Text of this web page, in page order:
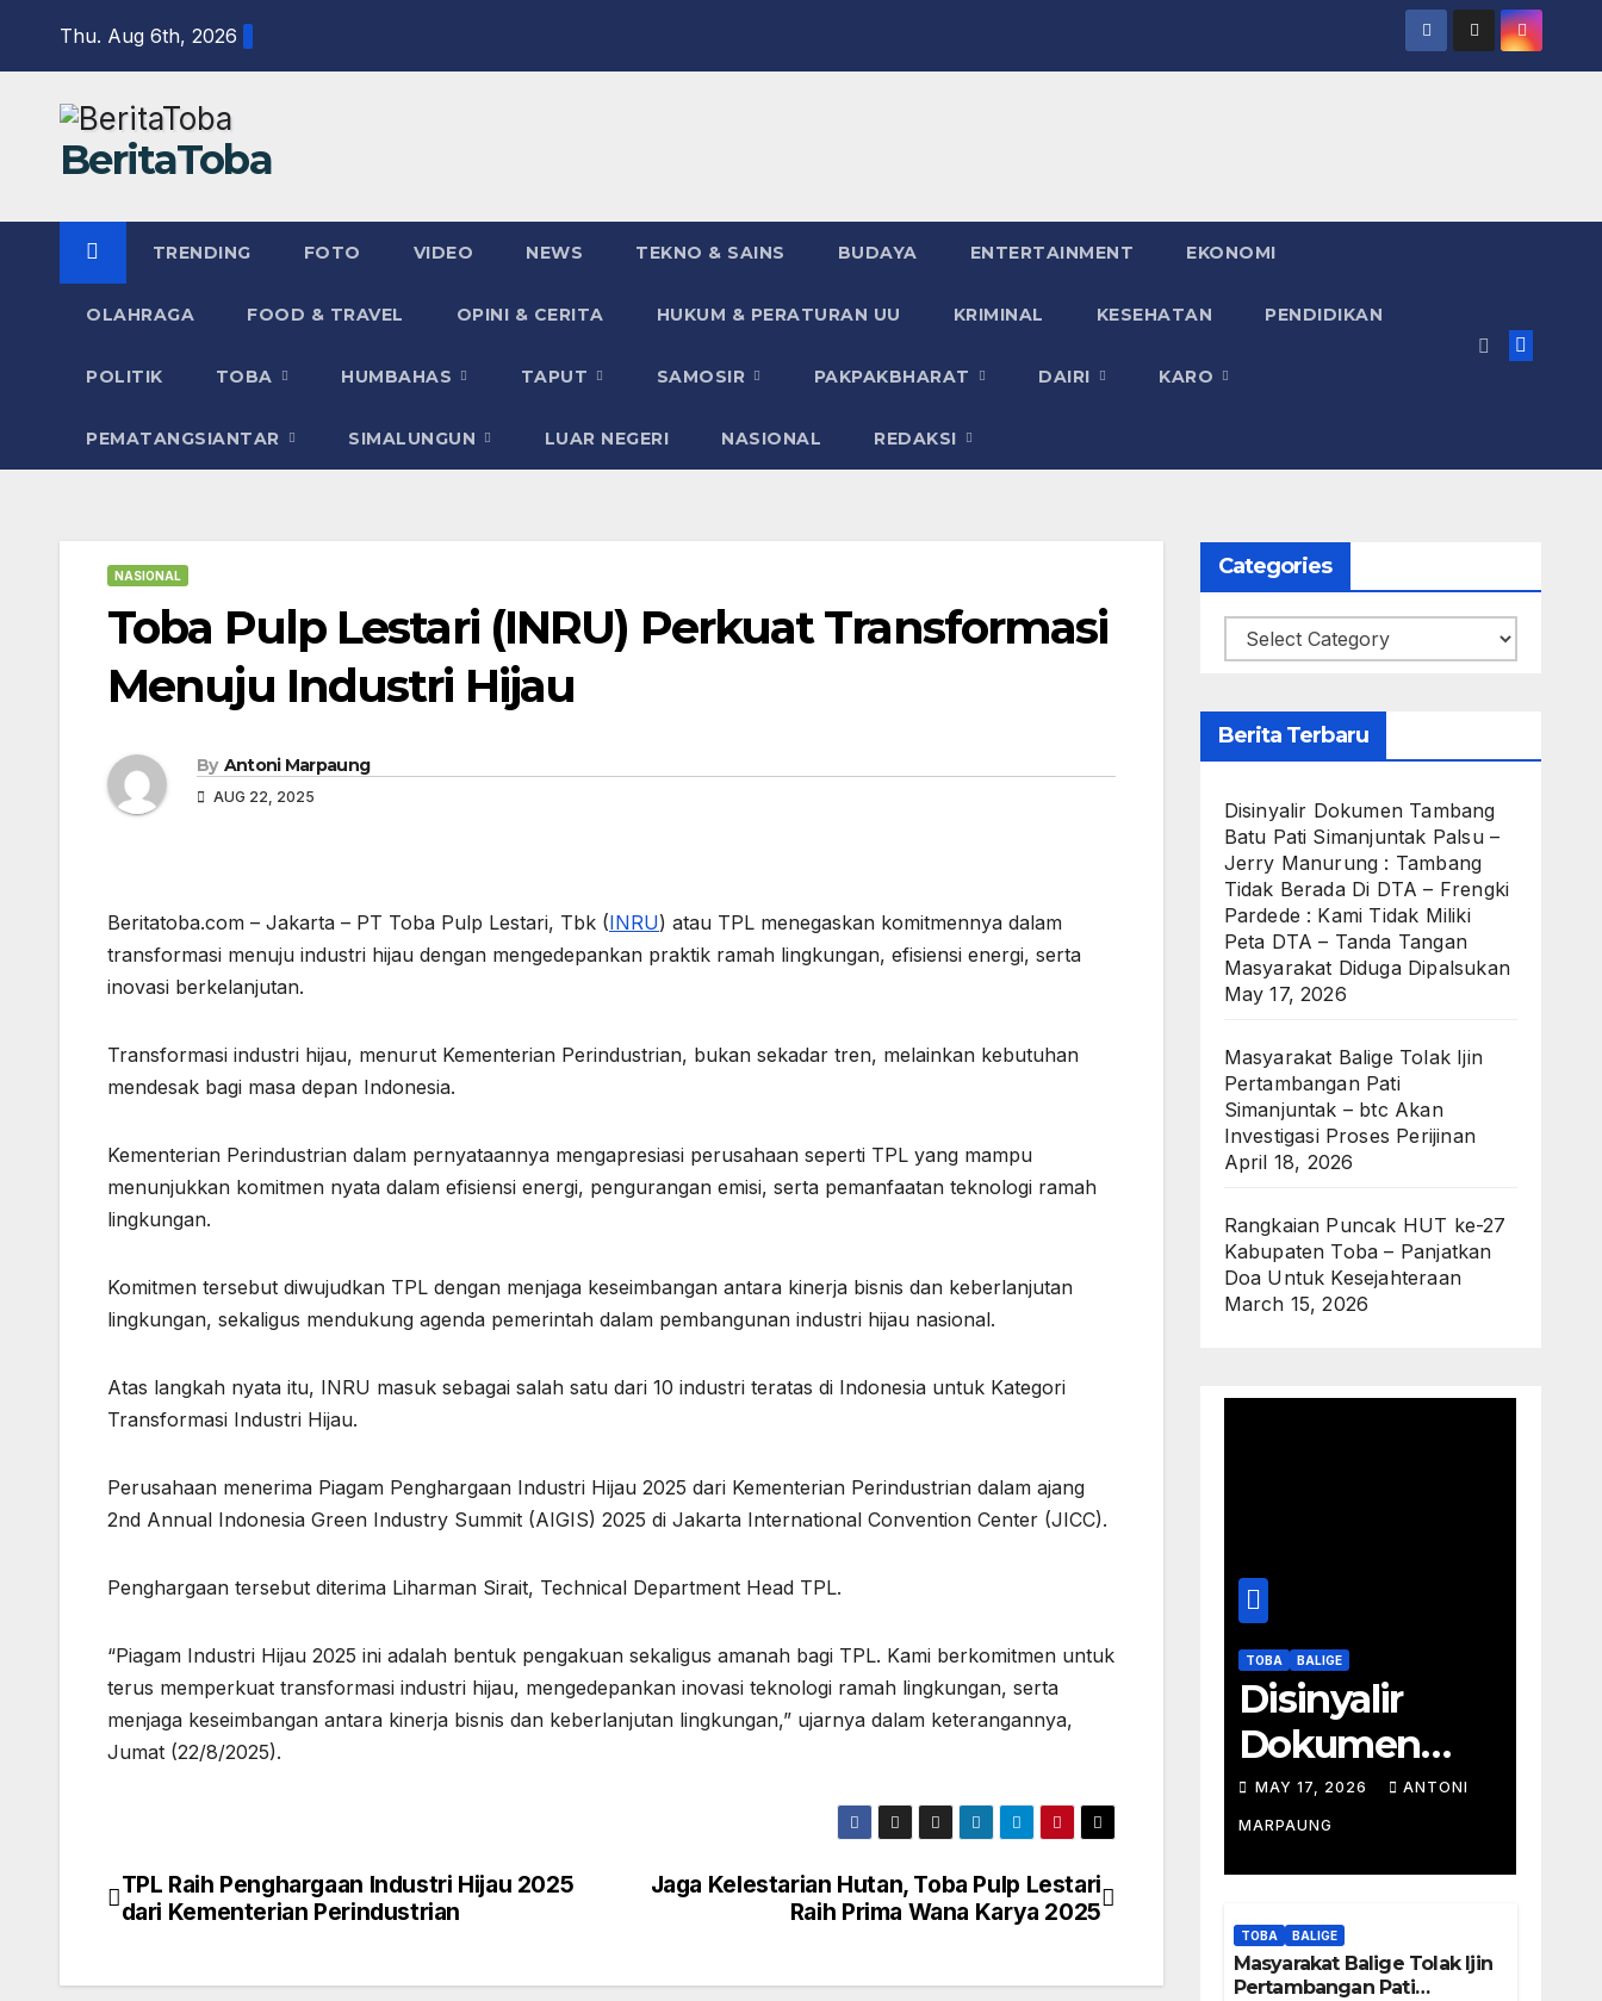
Thu. Aug 6th, 2026
BeritaToba
TRENDING FOTO VIDEO NEWS TEKNO & SAINS BUDAYA ENTERTAINMENT EKONOMI
OLAHRAGA FOOD & TRAVEL OPINI & CERITA HUKUM & PERATURAN UU KRIMINAL KESEHATAN PENDIDIKAN
POLITIK TOBA HUMBAHAS TAPUT SAMOSIR PAKPAKBHARAT DAIRI KARO
PEMATANGSIANTAR SIMALUNGUN LUAR NEGERI NASIONAL REDAKSI
NASIONAL
Toba Pulp Lestari (INRU) Perkuat Transformasi
Menuju Industri Hijau
By Antoni Marpaung
AUG 22, 2025
Beritatoba.com – Jakarta – PT Toba Pulp Lestari, Tbk (INRU) atau TPL menegaskan komitmennya dalam
transformasi menuju industri hijau dengan mengedepankan praktik ramah lingkungan, efisiensi energi, serta
inovasi berkelanjutan.
Transformasi industri hijau, menurut Kementerian Perindustrian, bukan sekadar tren, melainkan kebutuhan
mendesak bagi masa depan Indonesia.
Kementerian Perindustrian dalam pernyataannya mengapresiasi perusahaan seperti TPL yang mampu
menunjukkan komitmen nyata dalam efisiensi energi, pengurangan emisi, serta pemanfaatan teknologi ramah
lingkungan.
Komitmen tersebut diwujudkan TPL dengan menjaga keseimbangan antara kinerja bisnis dan keberlanjutan
lingkungan, sekaligus mendukung agenda pemerintah dalam pembangunan industri hijau nasional.
Atas langkah nyata itu, INRU masuk sebagai salah satu dari 10 industri teratas di Indonesia untuk Kategori
Transformasi Industri Hijau.
Perusahaan menerima Piagam Penghargaan Industri Hijau 2025 dari Kementerian Perindustrian dalam ajang
2nd Annual Indonesia Green Industry Summit (AIGIS) 2025 di Jakarta International Convention Center (JICC).
Penghargaan tersebut diterima Liharman Sirait, Technical Department Head TPL.
“Piagam Industri Hijau 2025 ini adalah bentuk pengakuan sekaligus amanah bagi TPL. Kami berkomitmen untuk
terus memperkuat transformasi industri hijau, mengedepankan inovasi teknologi ramah lingkungan, serta
menjaga keseimbangan antara kinerja bisnis dan keberlanjutan lingkungan,” ujarnya dalam keterangannya,
Jumat (22/8/2025).
Post
Jaga Kelestarian Hutan, Toba Pulp Lestari
Raih Prima Wana Karya 2025
TPL Raih Penghargaan Industri Hijau 2025
dari Kementerian Perindustrian
Categories
Categories
Berita Terbaru
Disinyalir Dokumen Tambang
Batu Pati Simanjuntak Palsu –
Jerry Manurung : Tambang
Tidak Berada Di DTA – Frengki
Pardede : Kami Tidak Miliki
Peta DTA – Tanda Tangan
Masyarakat Diduga Dipalsukan
May 17, 2026
Masyarakat Balige Tolak Ijin
Pertambangan Pati
Simanjuntak – btc Akan
Investigasi Proses Perijinan
April 18, 2026
Rangkaian Puncak HUT ke-27
Kabupaten Toba – Panjatkan
Doa Untuk Kesejahteraan
March 15, 2026
TOBA BALIGE
Disinyalir
Dokumen
Tambang
Batu Pati
Simanjuntak
Palsu – Jerry
Manurung :
MAY 17, 2026 ANTONI
MARPAUNG
TOBA BALIGE
Masyarakat Balige Tolak Ijin
Pertambangan Pati